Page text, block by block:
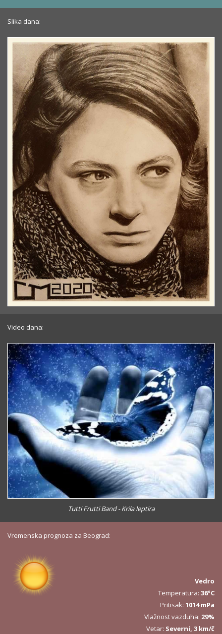
Slika dana:
Video dana:
Tutti Frutti Band - Krila leptira
Vremenska prognoza za Beograd:
Vedro
Temperatura: 36°C
Pritisak: 1014 mPa
Vlažnost vazduha: 29%
Vetar: Severni, 3 km/č